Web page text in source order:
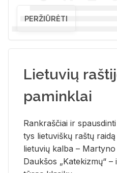
PERŽIŪRĖTI
Lietuvių
paminklai
Rank­raš­čiai ir
tys lie­tu­viš­kų raš­tų
lie­tu­vių kal­ba –
Dauk­šos „Ka­te­kiz­mų“